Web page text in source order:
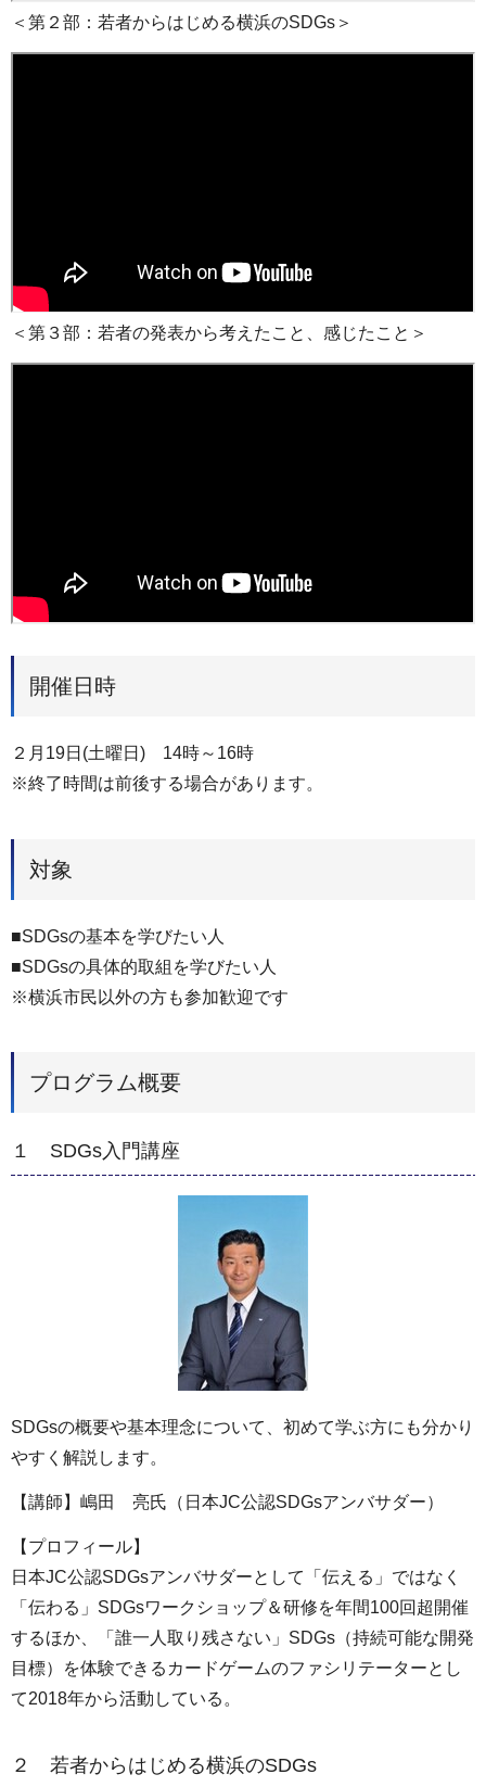
＜第２部：若者からはじめる横浜のSDGs＞
＜第３部：若者の発表から考えたこと、感じたこと＞
開催日時
２月19日(土曜日) 14時～16時
※終了時間は前後する場合があります。
対象
■SDGsの基本を学びたい人
■SDGsの具体的取組を学びたい人
※横浜市民以外の方も参加歓迎です
プログラム概要
１ SDGs入門講座
SDGsの概要や基本理念について、初めて学ぶ方にも分かり
やすく解説します。
【講師】嶋田 亮氏（日本JC公認SDGsアンバサダー）
【プロフィール】
日本JC公認SDGsアンバサダーとして「伝える」ではなく
「伝わる」SDGsワークショップ＆研修を年間100回超開催
するほか、「誰一人取り残さない」SDGs（持続可能な開発
目標）を体験できるカードゲームのファシリテーターとし
て2018年から活動している。
２ 若者からはじめる横浜のSDGs